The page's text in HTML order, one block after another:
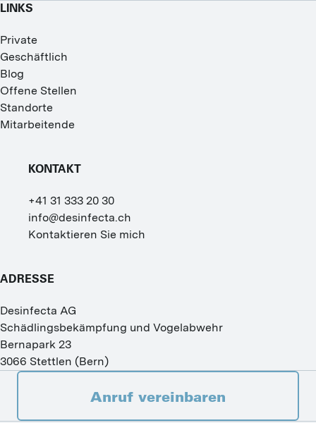
LINKS
Private
Geschäftlich
Blog
Offene Stellen
Standorte
Mitarbeitende
KONTAKT
+41 31 333 20 30
info@desinfecta.ch
Kontaktieren Sie mich
ADRESSE
Desinfecta AG
Schädlingsbekämpfung und Vogelabwehr
Bernapark 23
3066 Stettlen (Bern)
Anruf vereinbaren